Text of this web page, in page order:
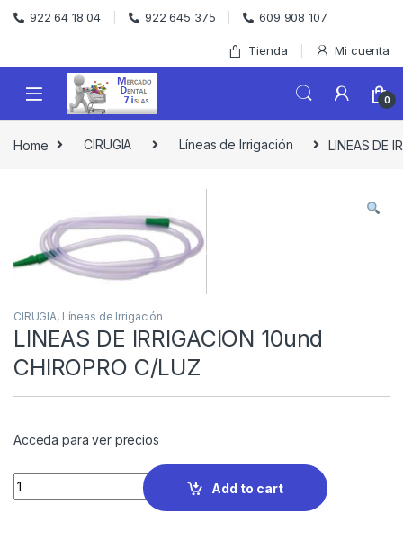
Skip to navigation
Skip to content
922 64 18 04 922 645 375 609 908 107
Tienda Mi cuenta
0
Home CIRUGIA Líneas de Irrigación LINEAS DE
CIRUGIA, Líneas de Irrigación
LINEAS DE IRRIGACION 10und
CHIROPRO C/LUZ
Acceda para ver precios
Quantity
Add to cart